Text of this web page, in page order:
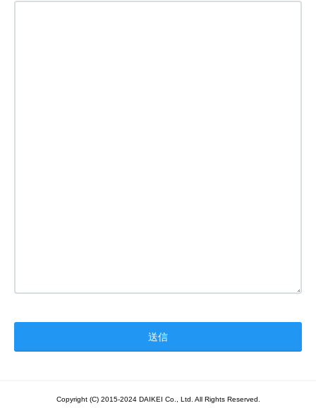
Copyright (C) 2015-2024 DAIKEI Co., Ltd. All Rights Reserved.